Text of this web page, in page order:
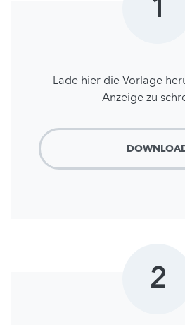
1
Lade hier die Vorlage
Anzeige zu
2